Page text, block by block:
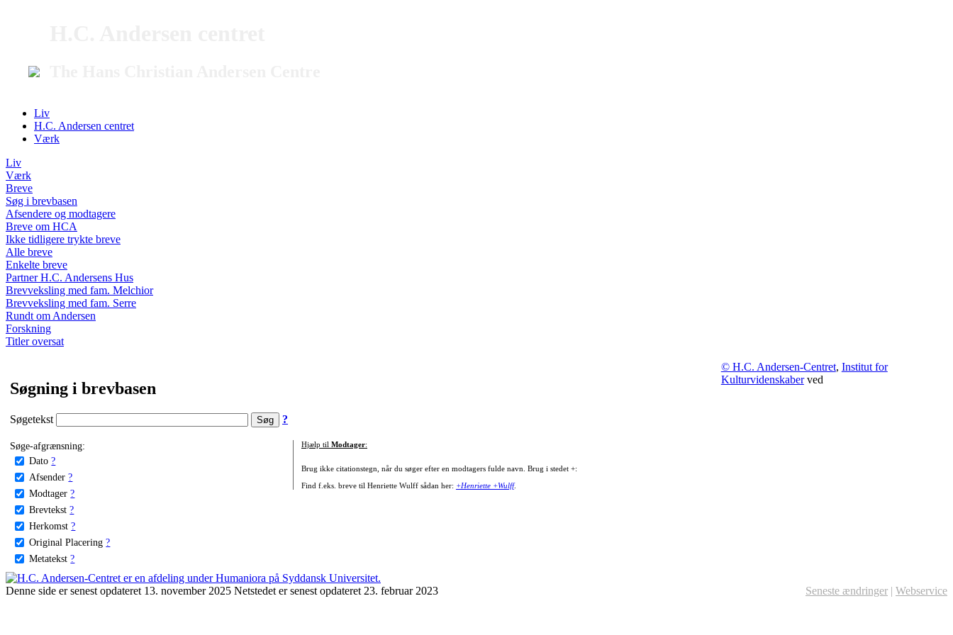
Liv
H.C. Andersen centret
Værk
Liv
Værk
Breve
Søg i brevbasen
Afsendere og modtagere
Breve om HCA
Ikke tidligere trykte breve
Alle breve
Enkelte breve
Partner H.C. Andersens Hus
Brevveksling med fam. Melchior
Brevveksling med fam. Serre
Rundt om Andersen
Forskning
Titler oversat
Søgning i brevbasen
Søgetekst ?
Søge-afgrænsning:
Dato ?
Afsender ?
Modtager ?
Brevtekst ?
Herkomst ?
Original Placering ?
Metatekst ?
Hjælp til Modtager:
Brug ikke citationstegn, når du søger efter en modtagers fulde navn. Brug i stedet +:
Find f.eks. breve til Henriette Wulff sådan her: +Henriette +Wulff.
© H.C. Andersen-Centret, Institut for
Kulturvidenskaberved
Denne side er senest opdateret 13. november 2025 Netstedet er senest opdateret 23. februar 2023 Seneste ændringer | Webservice